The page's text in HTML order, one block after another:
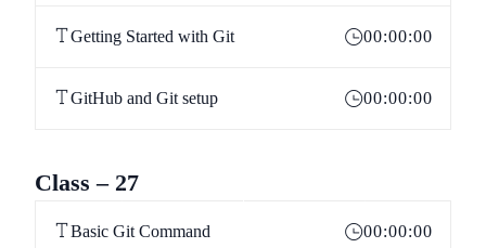
Getting Started with Git 00:00:00
GitHub and Git setup 00:00:00
Class – 27
Basic Git Command 00:00:00